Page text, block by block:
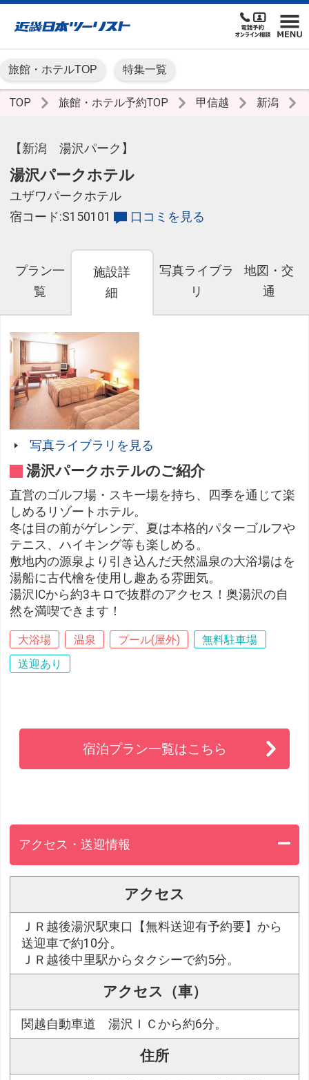
旅館・ホテルTOP 特集一覧
TOP 旅館・ホテル予約TOP 甲信越 新潟
【新潟 湯沢パーク】
湯沢パークホテル
ユザワパークホテル
宿コード:S150101
口コミを見る
プラン一
覧
施設詳
細
写真ライブラ
リ
地図・交
通
写真ライブラリを見る
湯沢パークホテルのご紹介
直営のゴルフ場・スキー場を持ち、四季を通じて楽
しめるリゾートホテル。
冬は目の前がゲレンデ、夏は本格的パターゴルフや
テニス、ハイキング等も楽しめる。
敷地内の源泉より引き込んだ天然温泉の大浴場はを
湯船に古代檜を使用し趣ある雰囲気。
湯沢ICから約3キロで抜群のアクセス！奥湯沢の自
然を満喫できます！
大浴場 温泉 プール(屋外)
無料駐車場
送迎あり
宿泊プラン一覧はこちら
アクセス・送迎情報
アクセス
ＪＲ越後湯沢駅東口【無料送迎有予約要】から
送迎車で約10分。
ＪＲ越後中里駅からタクシーで約5分。
アクセス（車）
関越自動車道 湯沢ＩＣから約6分。
住所